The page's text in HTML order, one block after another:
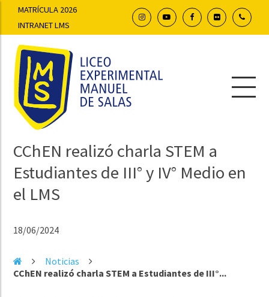
MATRÍCULA 2026
INTRANET LMS
CChEN realizó charla STEM a
Estudiantes de III° y IV° Medio en
el LMS
18/06/2024
Noticias
CChEN realizó charla STEM a Estudiantes de III°...